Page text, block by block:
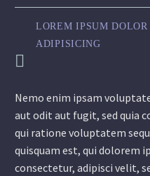
LOREM IPSUM
ADIPISICING
Nemo enim ipsam
aut odit aut fugit, sed quia
qui ratione voluptatem
quisquam est, qui dolorem
consectetur, adipisci velit,